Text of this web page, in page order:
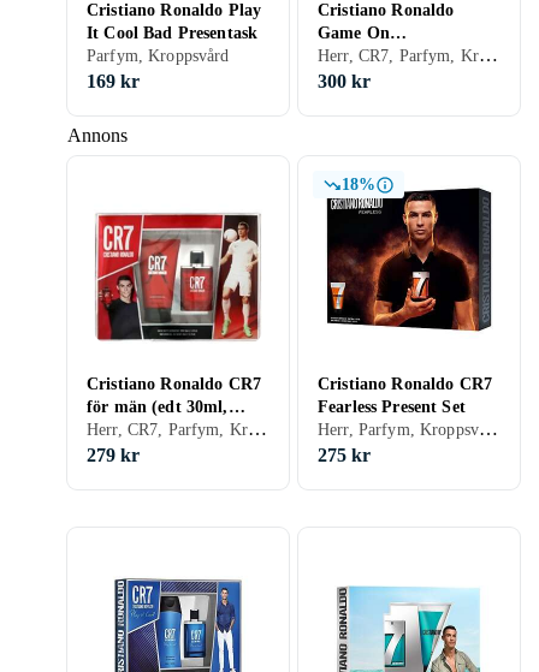
Annons
Cristiano Ronaldo Play
It Cool Bad Presentask
Parfym, Kroppsvård
169 kr
Cristiano Ronaldo
Game On
Presentförpackning
Herr, CR7, Parfym, Kroppsvård
300 kr
Cristiano Ronaldo CR7
för män (edt 30ml,
Duschgel 150ml)
Herr, CR7, Parfym, Kroppsvård
279 kr
18%
Cristiano Ronaldo CR7
Fearless Present Set
Herr, Parfym, Kroppsvård
275 kr